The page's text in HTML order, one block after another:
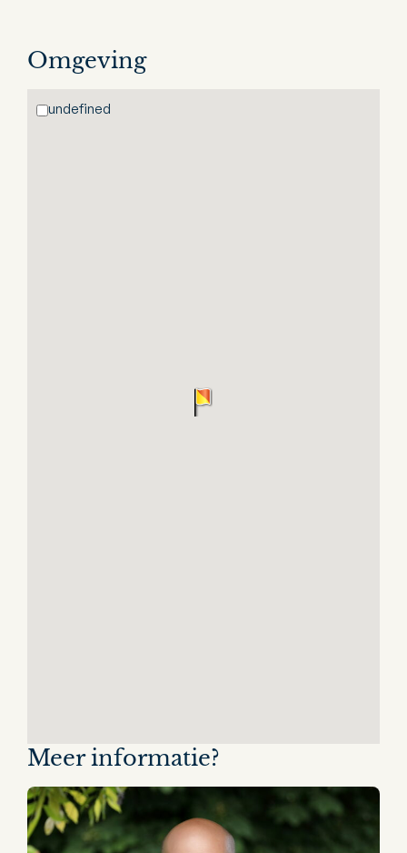
Omgeving
undefined
Meer informatie?